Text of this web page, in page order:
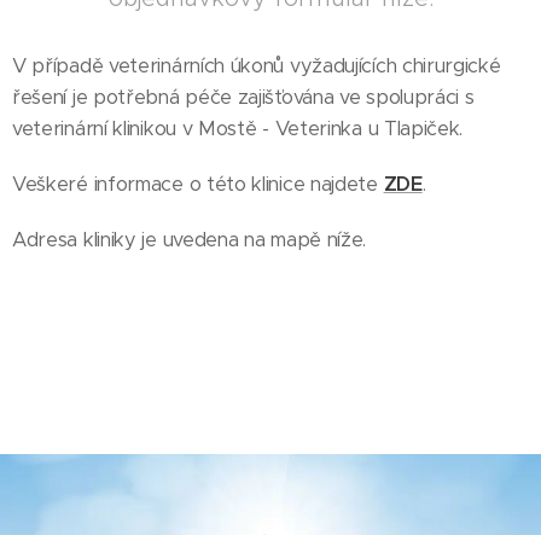
V případě veterinárních úkonů vyžadujících chirurgické
řešení je potřebná péče zajišťována ve spolupráci s
veterinární klinikou v Mostě - Veterinka u Tlapiček.
Veškeré informace o této klinice najdete ZDE.
Adresa kliniky je uvedena na mapě níže.